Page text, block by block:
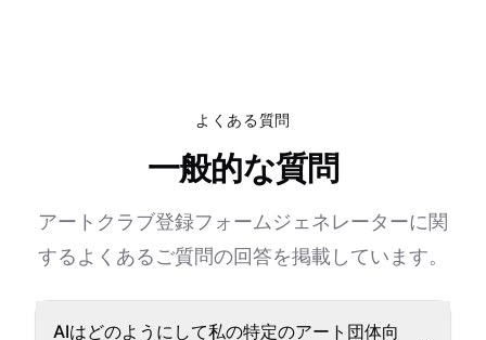
よくある質問
一般的な質問
アートクラブ登録フォームジェネレーターに関
するよくあるご質問の回答を掲載しています。
AIはどのようにして私の特定のアート団体向